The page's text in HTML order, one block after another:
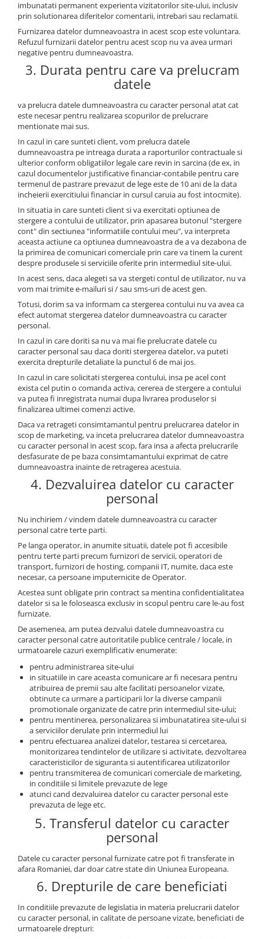
imbunatati permanent experienta vizitatorilor site-ului, inclusiv
prin solutionarea diferitelor comentarii, intrebari sau reclamatii.
Furnizarea datelor dumneavoastra in acest scop este voluntara.
Refuzul furnizarii datelor pentru acest scop nu va avea urmari
negative pentru dumneavoastra.
3. Durata pentru care va prelucram
datele
va prelucra datele dumneavoastra cu caracter personal atat cat
este necesar pentru realizarea scopurilor de prelucrare
mentionate mai sus.
In cazul in care sunteti client, vom prelucra datele
dumneavoastra pe intreaga durata a raporturilor contractuale si
ulterior conform obligatiilor legale care revin in sarcina (de ex, in
cazul documentelor justificative financiar-contabile pentru care
termenul de pastrare prevazut de lege este de 10 ani de la data
incheierii exercitiului financiar in cursul caruia au fost intocmite).
In situatia in care sunteti client si va exercitati optiunea de
stergere a contului de utilizator, prin apasarea butonul "stergere
cont" din sectiunea "informatiile contului meu", va interpreta
aceasta actiune ca optiunea dumneavoastra de a va dezabona de
la primirea de comunicari comerciale prin care va tinem la curent
despre produsele si serviciile oferite prin intermediul site-ului.
In acest sens, daca alegeti sa va stergeti contul de utilizator, nu va
vom mai trimite e-mailuri si / sau sms-uri de acest gen.
Totusi, dorim sa va informam ca stergerea contului nu va avea ca
efect automat stergerea datelor dumneavoastra cu caracter
personal.
In cazul in care doriti sa nu va mai fie prelucrate datele cu
caracter personal sau daca doriti stergerea datelor, va puteti
exercita drepturile detaliate la punctul 6 de mai jos.
In cazul in care solicitati stergerea contului, insa pe acel cont
exista cel putin o comanda activa, cererea de stergere a contului
va putea fi inregistrata numai dupa livrarea produselor si
finalizarea ultimei comenzi active.
Daca va retrageti consimtamantul pentru prelucrarea datelor in
scop de marketing, va inceta prelucrarea datelor dumneavoastra
cu caracter personal in acest scop, fara insa a afecta prelucrarile
desfasurate de pe baza consimtamantului exprimat de catre
dumneavoastra inainte de retragerea acestuia.
4. Dezvaluirea datelor cu caracter
personal
Nu inchiriem / vindem datele dumneavoastra cu caracter
personal catre terte parti.
Pe langa operator, in anumite situatii, datele pot fi accesibile
pentru terte parti precum furnizori de servicii, operatori de
transport, furnizori de hosting, companii IT, numite, daca este
necesar, ca persoane imputernicite de Operator.
Acestea sunt obligate prin contract sa mentina confidentialitatea
datelor si sa le foloseasca exclusiv in scopul pentru care le-au fost
furnizate.
De asemenea, am putea dezvalui datele dumneavoastra cu
caracter personal catre autoritatile publice centrale / locale, in
urmatoarele cazuri exemplificativ enumerate:
pentru administrarea site-ului
in situatiile in care aceasta comunicare ar fi necesara pentru
atribuirea de premii sau alte facilitati persoanelor vizate,
obtinute ca urmare a participarii lor la diverse campanii
promotionale organizate de catre prin intermediul site-ului;
pentru mentinerea, personalizarea si imbunatatirea site-ului si
a serviciilor derulate prin intermediul lui
pentru efectuarea analizei datelor, testarea si cercetarea,
monitorizarea tendintelor de utilizare si activitate, dezvoltarea
caracteristicilor de siguranta si autentificarea utilizatorilor
pentru transmiterea de comunicari comerciale de marketing,
in conditiile si limitele prevazute de lege
atunci cand dezvaluirea datelor cu caracter personal este
prevazuta de lege etc.
5. Transferul datelor cu caracter
personal
Datele cu caracter personal furnizate catre pot fi transferate in
afara Romaniei, dar doar catre state din Uniunea Europeana.
6. Drepturile de care beneficiati
In conditiile prevazute de legislatia in materia prelucrarii datelor
cu caracter personal, in calitate de persoane vizate, beneficiati de
urmatoarele drepturi: